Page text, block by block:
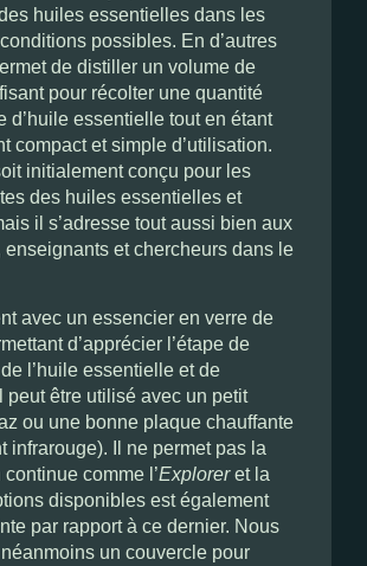
huiles essentielles dans les
possibles. En d’autres
de distiller un volume de
pour récolter une quantité
d’huile essentielle tout en étant
compact et simple d’utilisation.
initialement conçu pour les
des huiles essentielles et
il s’adresse tout aussi bien aux
enseignants et chercheurs dans le
avec un essencier en verre de
d’apprécier l’étape de
l’huile essentielle et de
peut être utilisé avec un petit
ou une bonne plaque chauffante
infrarouge). Il ne permet pas la
comme l’Exploreret la
disponibles est également
par rapport à ce dernier. Nous
un couvercle pour